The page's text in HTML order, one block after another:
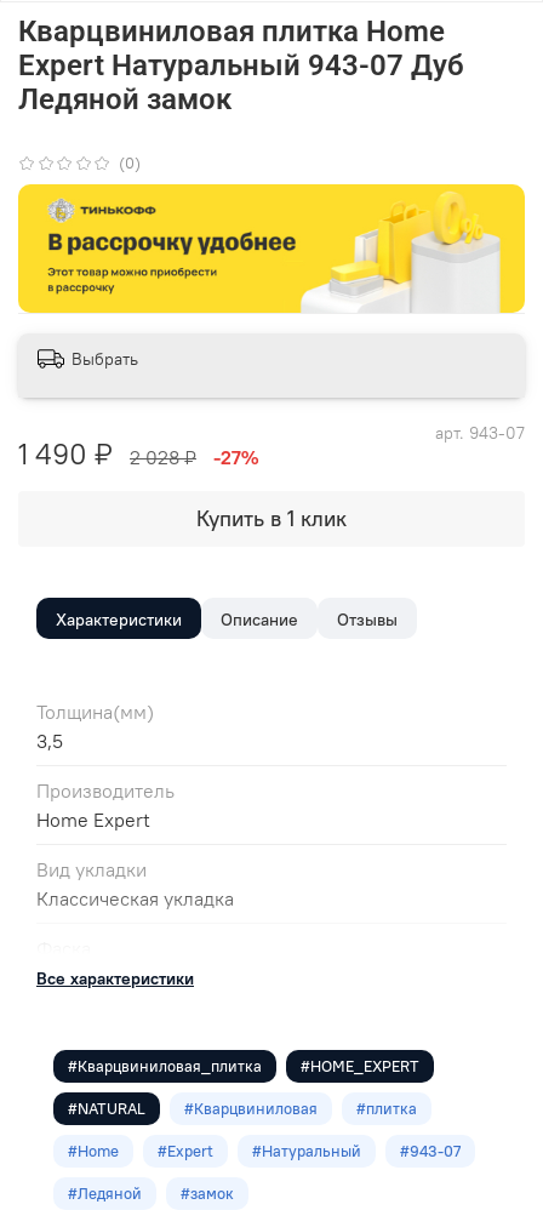
(0)
арт. 943-07
Кварцвиниловая плитка Home
Expert Натуральный 943-07 Дуб
Ледяной замок
1 490 ₽ 2 028 ₽ -27%
Купить в 1 клик
Выбрать
Характеристики Описание Отзывы
Толщина(мм)
3,5
Производитель
Home Expert
Вид укладки
Классическая укладка
без фаски
Светло-серый,Белый
Класс
Укладка
Все характеристики
#Кварцвиниловая_плитка #HOME_EXPERT
#NATURAL #Кварцвиниловая #плитка
#Home #Expert #Натуральный #943-07
#Ледяной #замок